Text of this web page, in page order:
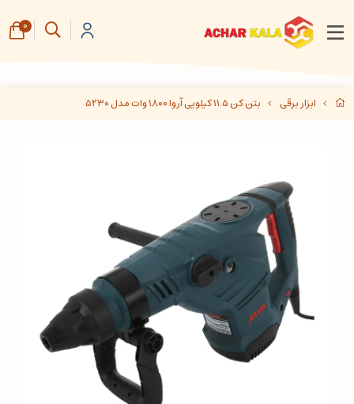
ابزار برقی بتن کن ۱۱.۵ کیلویی آروا ۱۸۰۰ وات مدل ۵۲۳۰
0